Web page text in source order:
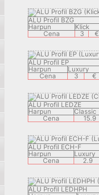
ALU Profil BZG
Harpun
Klick
Cena
3 €
ALU Profil EP
Harpun
Luxury
Cena
3 €
ALU Profil LEDZE
Harpun
Classic
Cena
15.9
ALU Profil ECH-F
Harpun
Luxury
Cena
2.9
ALU Profil LEDHPH